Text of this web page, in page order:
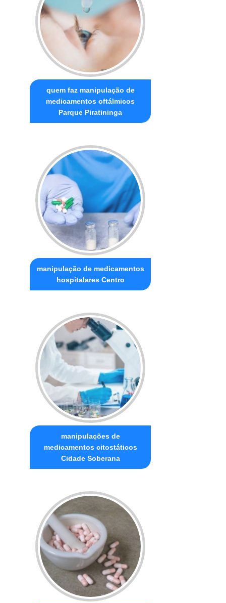
quem faz manipulação de
medicamentos oftálmicos
Parque Piratininga
manipulação de medicamentos
hospitalares Centro
manipulações de
medicamentos citostáticos
Cidade Soberana